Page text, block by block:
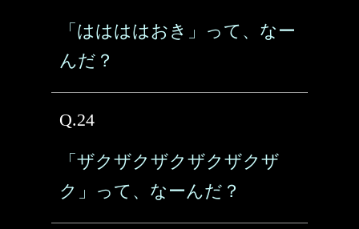
「ははははおき」って、なー
んだ？
Q.24
「ザクザクザクザクザクザ
ク」って、なーんだ？